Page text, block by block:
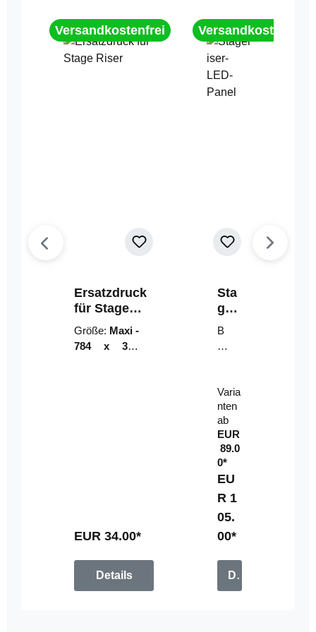
Versandkostenfrei
Ersatzdruck
für Stage
Riser
Größe: Maxi -
784 x 314
EUR 34.00*
Details
Versandkostenfrei
Sta
geri
ser-
LE
D-
el
B
un
mi
t
Fe
rn
be
di
en
u
n
g
Varia
nten
ab
EUR
89.0
0*
EU
R 1
05.
00*
Details